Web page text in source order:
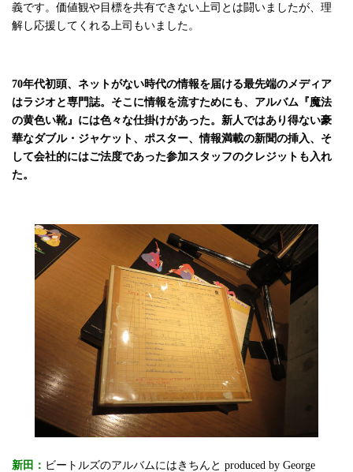
義です。価値観や目標を共有できない上司とは闘いましたが、理
解し応援してくれる上司もいました。
70年代初頭、ネットがない時代の情報を届ける最先端のメディア
はラジオと専門誌。そこに情報を流すためにも、アルバム『魔法
の黄色い靴』には色々な仕掛けがあった。新人ではあり得ない豪
華なダブル・ジャケット、ポスター、情報満載の新聞の挿入、そ
して会社的にはご法度であった参加スタッフのクレジットも入れ
た。
新田： ビートルズのアルバムにはきちんと produced by George